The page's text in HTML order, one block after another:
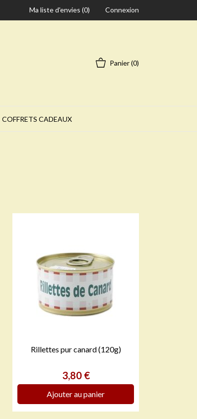
Ma liste d'envies (0) Connexion
Panier(0)
COFFRETS CADEAUX
Rillettes pur canard (120g)
Prix
3,80 €
Ajouter au panier